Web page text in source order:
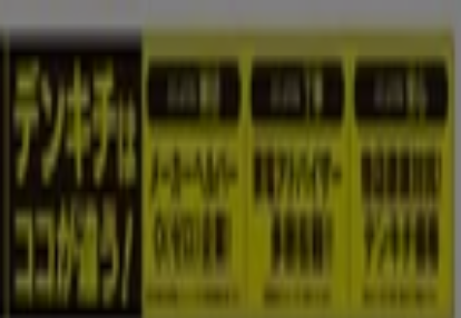
スポーツ おもちゃ&子供向け商品車&モーターバイク